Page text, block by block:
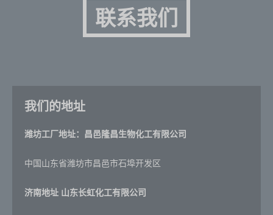
联系我们
我们的地址
潍坊工厂地址：昌邑隆昌生物化工有限公司
中国山东省潍坊市昌邑市石埠开发区
济南地址 山东长虹化工有限公司